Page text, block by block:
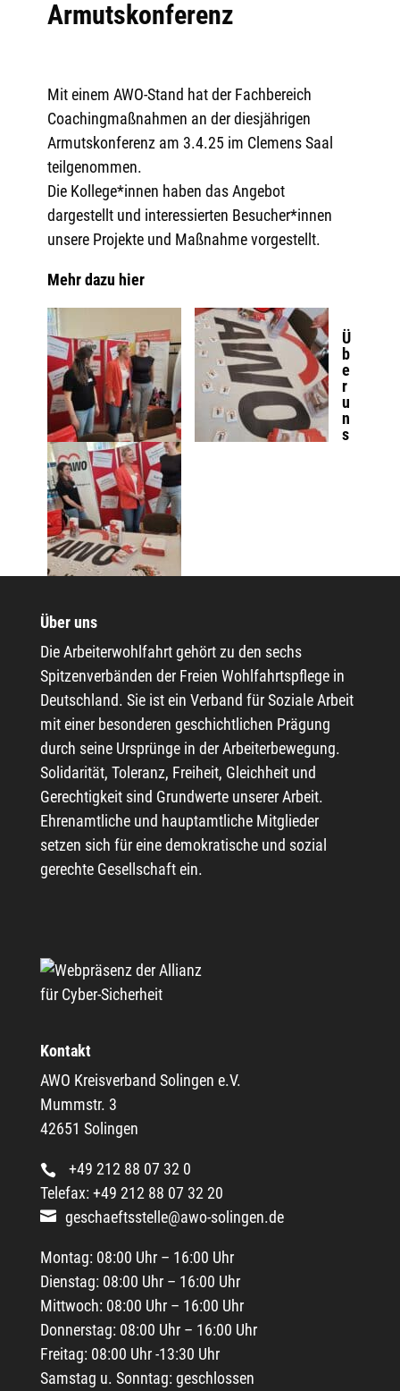
Armutskonferenz
Mit einem AWO-Stand hat der Fachbereich
Coachingmaßnahmen an der diesjährigen
Armutskonferenz am 3.4.25 im Clemens Saal
teilgenommen.
Die Kollege*innen haben das Angebot
dargestellt und interessierten Besucher*innen
unsere Projekte und Maßnahme vorgestellt.
Mehr dazu hier
Ü
b
e
r
u
n
s
Über uns
Die Arbeiterwohlfahrt gehört zu den sechs
Spitzenverbänden der Freien Wohlfahrtspflege in
Deutschland. Sie ist ein Verband für Soziale Arbeit
mit einer besonderen geschichtlichen Prägung
durch seine Ursprünge in der Arbeiterbewegung.
Solidarität, Toleranz, Freiheit, Gleichheit und
Gerechtigkeit sind Grundwerte unserer Arbeit.
Ehrenamtliche und hauptamtliche Mitglieder
setzen sich für eine demokratische und sozial
gerechte Gesellschaft ein.
Kontakt
AWO Kreisverband Solingen e.V.
Mummstr. 3
42651 Solingen
+49 212 88 07 32 0
Telefax: +49 212 88 07 32 20
geschaeftsstelle@awo-solingen.de
Montag: 08:00 Uhr – 16:00 Uhr
Dienstag: 08:00 Uhr – 16:00 Uhr
Mittwoch: 08:00 Uhr – 16:00 Uhr
Donnerstag: 08:00 Uhr – 16:00 Uhr
Freitag: 08:00 Uhr -13:30 Uhr
Samstag u. Sonntag: geschlossen